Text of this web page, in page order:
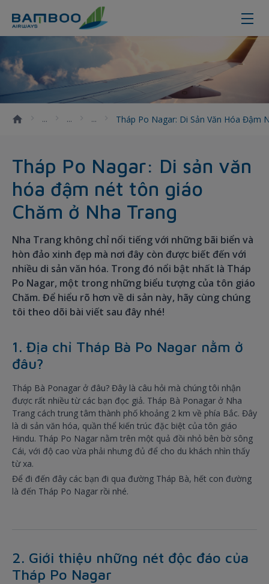
Tháp Po Nagar: Di sản văn hóa
Tháp Po Nagar: Di Sản Văn Hóa Đậm
Tháp Po Nagar: Di sản văn
hóa đậm nét tôn giáo
Chăm ở Nha Trang
Nha Trang không chỉ nổi tiếng với những bãi biển và
hòn đảo xinh đẹp mà nơi đây còn được biết đến với
nhiều di sản văn hóa. Trong đó nổi bật nhất là Tháp
Po Nagar, một trong những biểu tượng của tôn giáo
Chăm. Để hiểu rõ hơn về di sản này, hãy cùng chúng
tôi theo dõi bài viết sau đây nhé!
1. Địa chỉ Tháp Bà Po Nagar nằm ở
đâu?
Tháp Bà Ponagar ở đâu? Đây là câu hỏi mà chúng tôi nhận
được rất nhiều từ các bạn đọc giả. Tháp Bà Ponagar ở Nha
Trang cách trung tâm thành phố khoảng 2 km về phía Bắc. Đây
là di sản văn hóa, quần thể kiến trúc đặc biệt của tôn giáo
Hindu. Tháp Po Nagar nằm trên một quả đồi nhỏ bên bờ sông
Cái, với độ cao vừa phải nhưng đủ để cho du khách nhìn thấy
từ xa.
Để đi đến đây các bạn đi qua đường Tháp Bà, hết con đường
là đến Tháp Po Nagar rồi nhé.
2. Giới thiệu những nét độc đáo của
Tháp Po Nagar